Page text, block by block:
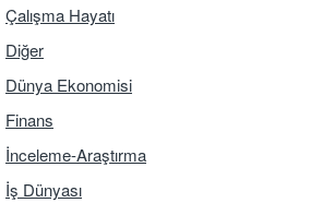
Çalışma Hayatı
Diğer
Dünya Ekonomisi
Finans
İnceleme-Araştırma
İş Dünyası